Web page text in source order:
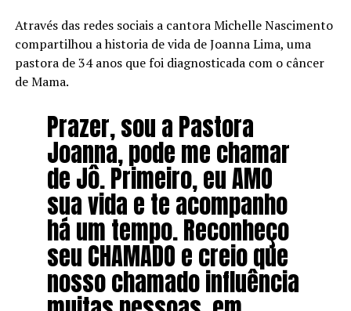
Através das redes sociais a cantora Michelle Nascimento
compartilhou a historia de vida de Joanna Lima, uma
pastora de 34 anos que foi diagnosticada com o câncer
de Mama.
Prazer, sou a Pastora
Joanna, pode me chamar
de Jô. Primeiro, eu AMO
sua vida e te acompanho
há um tempo. Reconheço
seu CHAMADO e creio que
nosso chamado influência